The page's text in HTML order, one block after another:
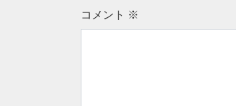
コメント ※